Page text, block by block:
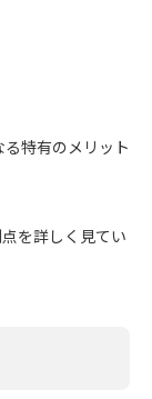
特有のメリット
を詳しく見てい